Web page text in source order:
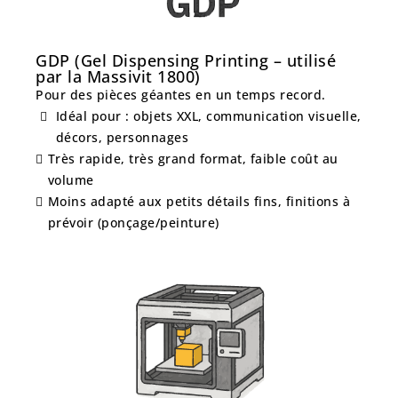
GDP (Gel Dispensing Printing – utilisé
par la Massivit 1800)
Pour des pièces géantes en un temps record.
Idéal pour : objets XXL, communication visuelle,
décors, personnages
Très rapide, très grand format, faible coût au
volume
Moins adapté aux petits détails fins, finitions à
prévoir (ponçage/peinture)